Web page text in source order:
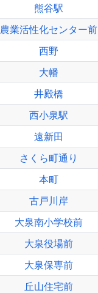
熊谷駅
農業活性化センター前
西野
大幡
井殿橋
西小泉駅
遠新田
さくら町通り
本町
古戸川岸
大泉南小学校前
大泉役場前
大泉保専前
丘山住宅前